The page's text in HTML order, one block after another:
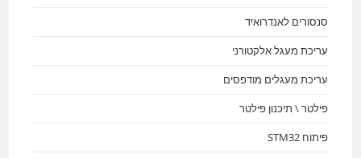
סנסורים לאנדרואיד
עריכת מעגל אלקטורני
עריכת מעגלים מודפסים
פילטר \ תיכנון פילטר
פיתוח STM32